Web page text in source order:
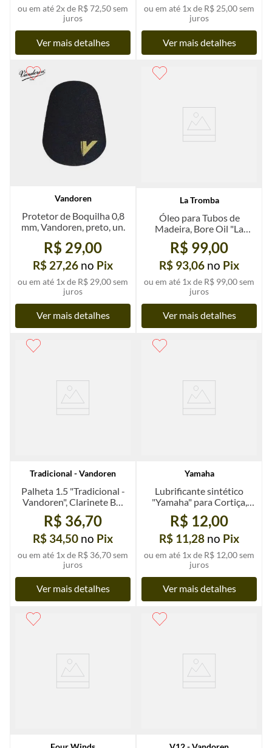
ou em até 2x de R$ 72,50sem
juros
Ver mais detalhes
ou em até 1x de R$ 25,00sem
juros
Ver mais detalhes
Vandoren
Protetor de Boquilha 0,8
mm, Vandoren, preto, un.
R$ 29,00
R$ 27,26 no Pix
ou em até 1x de R$ 29,00sem
juros
Ver mais detalhes
La Tromba
Óleo para Tubos de
Madeira, Bore Oil "La
Tromba", 63 ml
R$ 99,00
R$ 93,06 no Pix
ou em até 1x de R$ 99,00sem
juros
Ver mais detalhes
Tradicional - Vandoren
Palheta 1.5 "Tradicional -
Vandoren", Clarinete Bb,
un.
R$ 36,70
R$ 34,50 no Pix
ou em até 1x de R$ 36,70sem
juros
Ver mais detalhes
Yamaha
Lubrificante sintético
"Yamaha" para Cortiça,
pote de 2g, un.
R$ 12,00
R$ 11,28 no Pix
ou em até 1x de R$ 12,00sem
juros
Ver mais detalhes